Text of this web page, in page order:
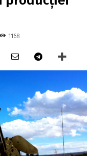
1168